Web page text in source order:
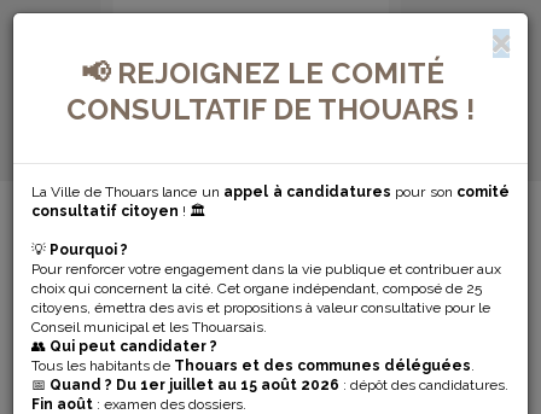
📢 REJOIGNEZ LE COMITÉ
CONSULTATIF DE THOUARS !
La Ville de Thouars lance un appel à candidatures pour son comité
consultatif citoyen ! 🏛️
💡 Pourquoi ?
Pour renforcer votre engagement dans la vie publique et contribuer aux
choix qui concernent la cité. Cet organe indépendant, composé de 25
citoyens, émettra des avis et propositions à valeur consultative pour le
Conseil municipal et les Thouarsais.
👥 Qui peut candidater ?
Tous les habitants de Thouars et des communes déléguées.
📅 Quand ? Du 1er juillet au 15 août 2026 : dépôt des candidatures.
Fin août : examen des dossiers.
MENU DE NAVIGATION...
RASSEMBLEMENT
DU 16
OCTOBRE 2023